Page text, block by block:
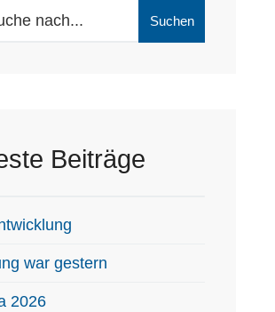
Suchen
Beiträge
war gestern
2026